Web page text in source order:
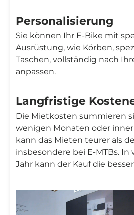
Personalisierung
Sie können Ihr E-Bike mit
Ausrüstung, wie Körben,
Taschen, vollständig nach
anpassen.
Langfristige
Die Mietkosten summieren
wenigen Monaten oder
kann das Mieten teurer als
insbesondere bei E-MTBs. In
Jahr kann der Kauf die